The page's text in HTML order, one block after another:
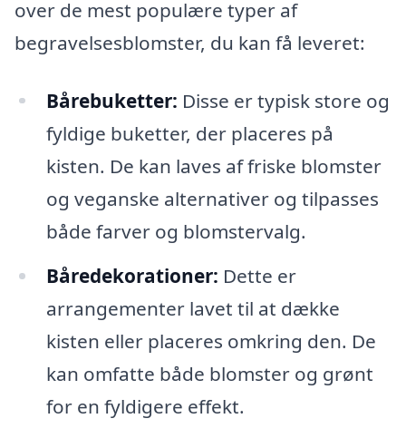
over de mest populære typer af
begravelsesblomster, du kan få leveret:
Bårebuketter: Disse er typisk store og
fyldige buketter, der placeres på
kisten. De kan laves af friske blomster
og veganske alternativer og tilpasses
både farver og blomstervalg.
Båredekorationer: Dette er
arrangementer lavet til at dække
kisten eller placeres omkring den. De
kan omfatte både blomster og grønt
for en fyldigere effekt.